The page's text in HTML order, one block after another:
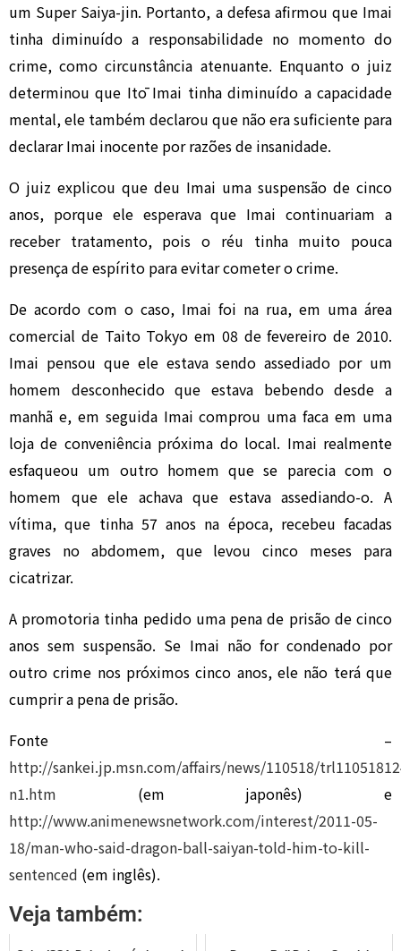
um Super Saiya-jin. Portanto, a defesa afirmou que Imai
tinha diminuído a responsabilidade no momento do
crime, como circunstância atenuante. Enquanto o juiz
determinou que Itō Imai tinha diminuído a capacidade
mental, ele também declarou que não era suficiente para
declarar Imai inocente por razões de insanidade.
O juiz explicou que deu Imai uma suspensão de cinco
anos, porque ele esperava que Imai continuariam a
receber tratamento, pois o réu tinha muito pouca
presença de espírito para evitar cometer o crime.
De acordo com o caso, Imai foi na rua, em uma área
comercial de Taito Tokyo em 08 de fevereiro de 2010.
Imai pensou que ele estava sendo assediado por um
homem desconhecido que estava bebendo desde a
manhã e, em seguida Imai comprou uma faca em uma
loja de conveniência próxima do local. Imai realmente
esfaqueou um outro homem que se parecia com o
homem que ele achava que estava assediando-o. A
vítima, que tinha 57 anos na época, recebeu facadas
graves no abdomem, que levou cinco meses para
cicatrizar.
A promotoria tinha pedido uma pena de prisão de cinco
anos sem suspensão. Se Imai não for condenado por
outro crime nos próximos cinco anos, ele não terá que
cumprir a pena de prisão.
Fonte –
http://sankei.jp.msn.com/affairs/news/110518/
n1.htm (em japonês) e
http://www.animenewsnetwork.com/interest/2011-05-
18/man-who-said-dragon-ball-saiyan-told-him-to-kill-
sentenced (em inglês).
Veja também: